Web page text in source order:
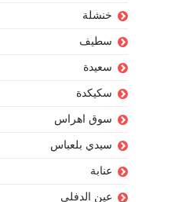
خنشلة
سطيف
سعيدة
سكيكدة
سوق اهراس
سيدي بلعباس
عنابة
عين الدفلى